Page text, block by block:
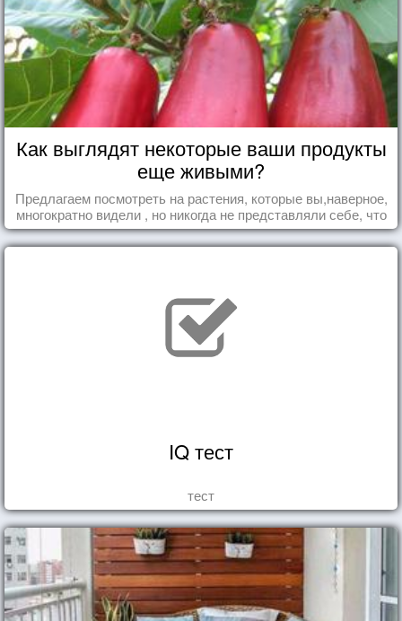
Как выглядят некоторые ваши продукты
еще живыми?
Предлагаем посмотреть на растения, которые вы,наверное,
многократно видели , но никогда не представляли себе, что
употребляете их в пищу.
IQ тест
тест